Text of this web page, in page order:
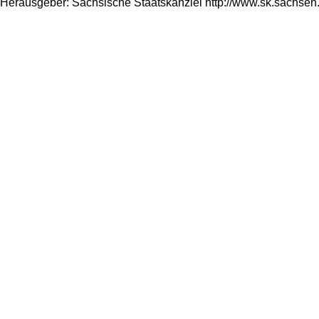
Herausgeber: Sächsische Staatskanzlei http://